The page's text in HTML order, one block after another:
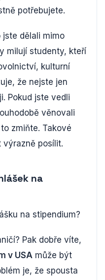
potřebujete.
dělali mimo
milují studenty, kteří
kulturní
že nejste jen
Pokud jste vedli
věnovali
zmiňte. Takové
výrazně posílit.
na
na stipendium?
Pak dobře víte,
v USA může být
je, že spousta